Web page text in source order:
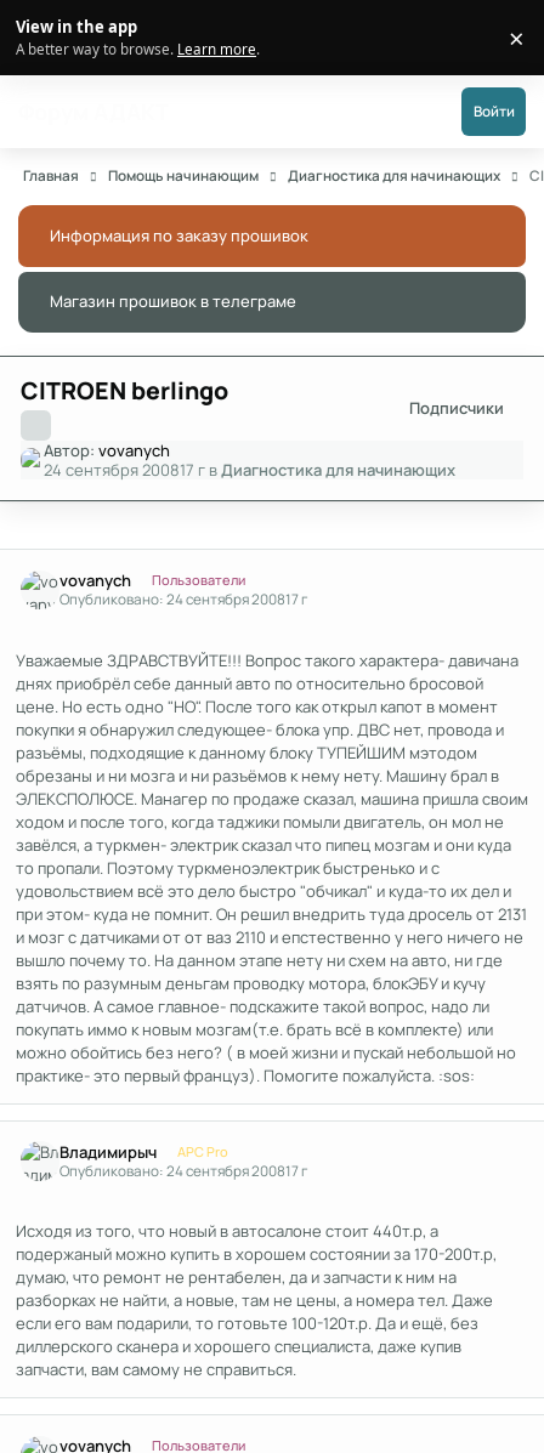
View in the app
A better way to browse. Learn more. ×
Войти
Главная Помощь начинающим Диагностика для начинающих
Информация по заказу прошивок
Магазин прошивок в телеграме
CITROEN berlingo
Подписчики
Автор:vovanych
24 сентября 200817 г вДиагностика для начинающих
vovanych Пользователи
Опубликовано:24 сентября 200817 г
Уважаемые ЗДРАВСТВУЙТЕ!!! Вопрос такого характера- давичана
днях приобрёл себе данный авто по относительно бросовой
цене. Но есть одно "НО". После того как открыл капот в момент
покупки я обнаружил следующее- блока упр. ДВС нет, провода и
разъёмы, подходящие к данному блоку ТУПЕЙШИМ мэтодом
обрезаны и ни мозга и ни разъёмов к нему нету. Машину брал в
ЭЛЕКСПОЛЮСЕ. Манагер по продаже сказал, машина пришла своим
ходом и после того, когда таджики помыли двигатель, он мол не
завёлся, а туркмен- электрик сказал что пипец мозгам и они куда
то пропали. Поэтому туркменоэлектрик быстренько и с
удовольствием всё это дело быстро "обчикал" и куда-то их дел и
при этом- куда не помнит. Он решил внедрить туда дросель от 2131
и мозг с датчиками от от ваз 2110 и епстественно у него ничего не
вышло почему то. На данном этапе нету ни схем на авто, ни где
взять по разумным деньгам проводку мотора, блокЭБУ и кучу
датчичов. А самое главное- подскажите такой вопрос, надо ли
покупать иммо к новым мозгам(т.е. брать всё в комплекте) или
можно обойтись без него? ( в моей жизни и пускай небольшой но
практике- это первый француз). Помогите пожалуйста. :sos:
Владимирыч APC Pro
Опубликовано:24 сентября 200817 г
Исходя из того, что новый в автосалоне стоит 440т.р, а
подержаный можно купить в хорошем состоянии за 170-200т.р,
думаю, что ремонт не рентабелен, да и запчасти к ним на
разборках не найти, а новые, там не цены, а номера тел. Даже
если его вам подарили, то готовьте 100-120т.р. Да и ещё, без
диллерского сканера и хорошего специалиста, даже купив
запчасти, вам самому не справиться.
vovanych Пользователи